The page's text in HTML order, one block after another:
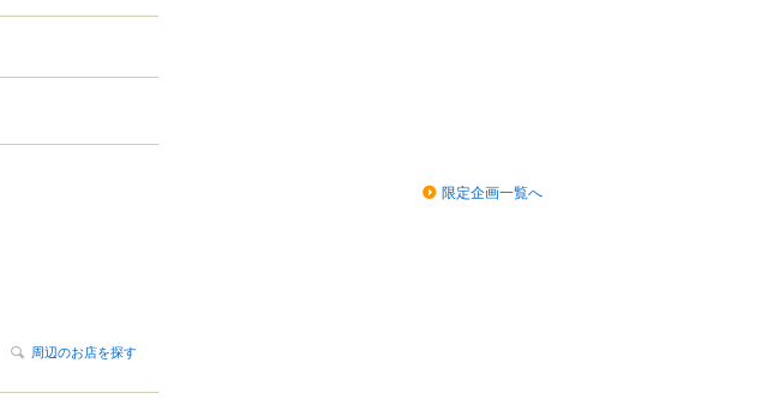
周辺のお店を探す
限定企画一覧へ